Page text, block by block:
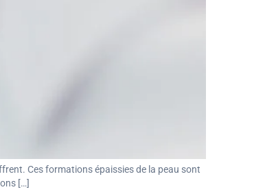
Ces formations épaissies de la peau sont
[…]